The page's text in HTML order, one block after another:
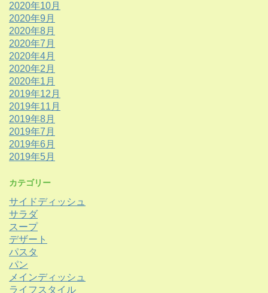
2020年10月
2020年9月
2020年8月
2020年7月
2020年4月
2020年2月
2020年1月
2019年12月
2019年11月
2019年8月
2019年7月
2019年6月
2019年5月
カテゴリー
サイドディッシュ
サラダ
スープ
デザート
パスタ
パン
メインディッシュ
ライフスタイル